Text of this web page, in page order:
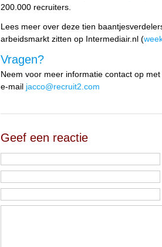
200.000 recruiters.
Lees meer over deze tien
arbeidsmarkt zitten op Intermediair.nl (
Vragen?
Neem voor meer informatie contact op
e-mail jacco@recruit2.com
Geef een reactie